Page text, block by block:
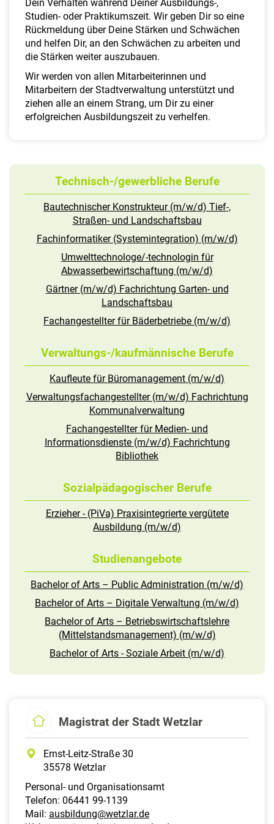
Dein Verhalten während Deiner Ausbildungs-,
Studien- oder Praktikumszeit. Wir geben Dir so eine
Rückmeldung über Deine Stärken und Schwächen
und helfen Dir, an den Schwächen zu arbeiten und
die Stärken weiter auszubauen.
Wir werden von allen Mitarbeiterinnen und
Mitarbeitern der Stadtverwaltung unterstützt und
ziehen alle an einem Strang, um Dir zu einer
erfolgreichen Ausbildungszeit zu verhelfen.
Technisch-/gewerbliche Berufe
Bautechnischer Konstrukteur (m/w/d) Tief-,
Straßen- und Landschaftsbau
Fachinformatiker (Systemintegration) (m/w/d)
Umwelttechnologe/-technologin für
Abwasserbewirtschaftung (m/w/d)
Gärtner (m/w/d) Fachrichtung Garten- und
Landschaftsbau
Fachangestellter für Bäderbetriebe (m/w/d)
Verwaltungs-/kaufmännische Berufe
Kaufleute für Büromanagement (m/w/d)
Verwaltungsfachangestellter (m/w/d) Fachrichtung
Kommunalverwaltung
Fachangestellter für Medien- und
Informationsdienste (m/w/d) Fachrichtung
Bibliothek
Sozialpädagogischer Berufe
Erzieher - (PiVa) Praxisintegrierte vergütete
Ausbildung (m/w/d)
Studienangebote
Bachelor of Arts – Public Administration (m/w/d)
Bachelor of Arts – Digitale Verwaltung (m/w/d)
Bachelor of Arts – Betriebswirtschaftslehre
(Mittelstandsmanagement) (m/w/d)
Bachelor of Arts - Soziale Arbeit (m/w/d)
Magistrat der Stadt Wetzlar
Ernst-Leitz-Straße 30
35578 Wetzlar
Personal- und Organisationsamt
Telefon: 06441 99-1139
Mail: ausbildung@wetzlar.de